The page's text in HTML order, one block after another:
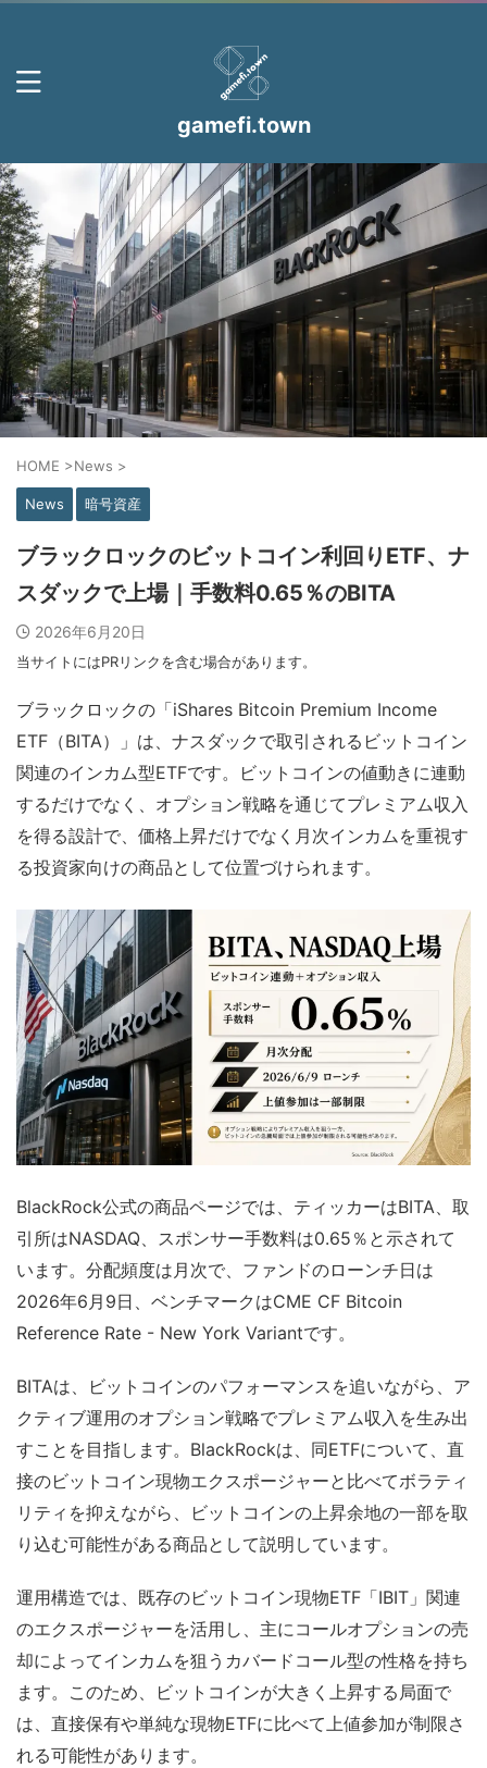
gamefi.town
HOME >News >
News 暗号資産
ブラックロックのビットコイン利回りETF、ナ
スダックで上場｜手数料0.65％のBITA
2026年6月20日
当サイトにはPRリンクを含む場合があります。
ブラックロックの「iShares Bitcoin Premium Income
ETF（BITA）」は、ナスダックで取引されるビットコイン
関連のインカム型ETFです。ビットコインの値動きに連動
するだけでなく、オプション戦略を通じてプレミアム収入
を得る設計で、価格上昇だけでなく月次インカムを重視す
る投資家向けの商品として位置づけられます。
BlackRock公式の商品ページでは、ティッカーはBITA、取
引所はNASDAQ、スポンサー手数料は0.65％と示されて
います。分配頻度は月次で、ファンドのローンチ日は
2026年6月9日、ベンチマークはCME CF Bitcoin
Reference Rate - New York Variantです。
BITAは、ビットコインのパフォーマンスを追いながら、ア
クティブ運用のオプション戦略でプレミアム収入を生み出
すことを目指します。BlackRockは、同ETFについて、直
接のビットコイン現物エクスポージャーと比べてボラティ
リティを抑えながら、ビットコインの上昇余地の一部を取
り込む可能性がある商品として説明しています。
運用構造では、既存のビットコイン現物ETF「IBIT」関連
のエクスポージャーを活用し、主にコールオプションの売
却によってインカムを狙うカバードコール型の性格を持ち
ます。このため、ビットコインが大きく上昇する局面で
は、直接保有や単純な現物ETFに比べて上値参加が制限さ
れる可能性があります。